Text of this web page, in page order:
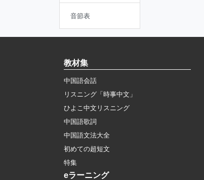
音節表
教材集
中国語会話
リスニング「時事中文」
ひよこ中文リスニング
中国語歌詞
中国語文法大全
初めての超短文
特集
eラーニング